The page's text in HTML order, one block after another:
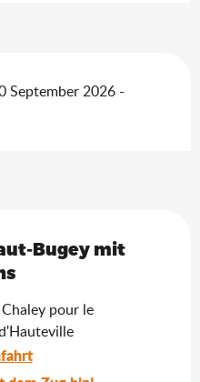
September 2026 -
Bugey mit
pour le